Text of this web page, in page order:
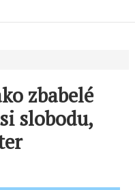
zbabelé
slobodu,